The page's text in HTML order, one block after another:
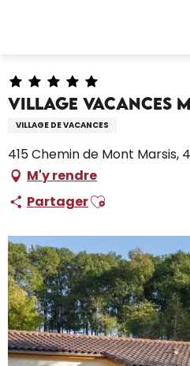
Village Vacances
VILLAGE DE VACANCES
415 Chemin de Mont Marsis,
M'y rendre
PartagerAjouter aux